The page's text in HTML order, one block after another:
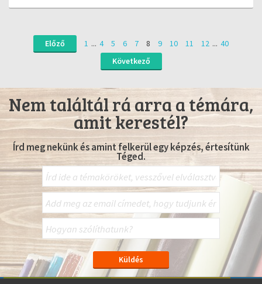
Előző 1 ... 4 5 6 7 8 9 10 11 12 ... 40
Következő
Nem találtál rá arra a témára,
amit kerestél?
Írd meg nekünk és amint felkerül egy képzés, értesítünk
Téged.